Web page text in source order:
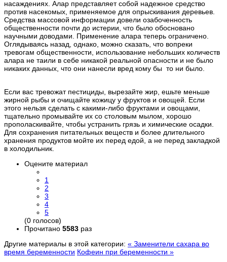
насаждениях. Алар представляет собой надежное средство
против насекомых, применяемое для опрыскивания деревьев.
Средства массовой информации довели озабоченность
общественности почти до истерии, что было обосновано
научными доводами. Применение алара теперь ограничено.
Оглядываясь назад, однако, можно сказать, что вопреки
тревогам общественности, использование небольших количеств
алара не таили в себе никакой реальной опасности и не было
никаких данных, что они нанесли вред кому бы то ни было.
Если вас тревожат пестициды, вырезайте жир, ешьте меньше
жирной рыбы и очищайте кожицу у фруктов и овощей. Если
этого нельзя сделать с какими-либо фруктами и овощами,
тщательно промывайте их со столовым мылом, хорошо
прополаскивайте, чтобы устранить грязь и химические осадки.
Для сохранения питательных веществ и более длительного
хранения продуктов мойте их перед едой, а не перед закладкой
в холодильник.
Оцените материал
1
2
3
4
5
(0 голосов)
Прочитано 5583 раз
Другие материалы в этой категории: « Заменители сахара во
время беременности Кофеин при беременности »